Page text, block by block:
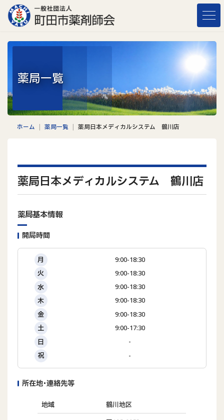
薬局一覧
ホーム 薬局一覧 薬局日本メディカルシステム 鶴川店
薬局日本メディカルシステム 鶴川店
薬局基本情報
開局時間
月
9:00-18:30
火
9:00-18:30
水
9:00-18:30
木
9:00-18:30
金
9:00-18:30
土
9:00-17:30
日
-
祝
-
所在地･連絡先等
地域 鶴川地区